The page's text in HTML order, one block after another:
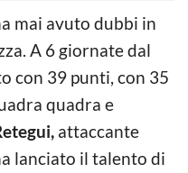
mai avuto dubbi in
A 6 giornate dal
con 39 punti, con 35
quadra e
attaccante
lanciato il talento di